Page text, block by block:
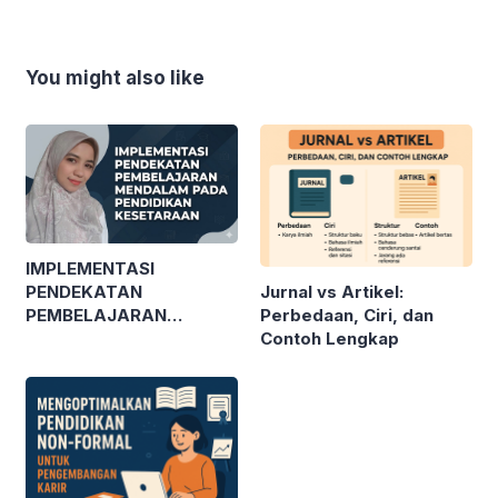
You might also like
IMPLEMENTASI
PENDEKATAN
PEMBELAJARAN
KESETARAAN
Jurnal vs Artikel:
Perbedaan, Ciri, dan
Contoh Lengkap